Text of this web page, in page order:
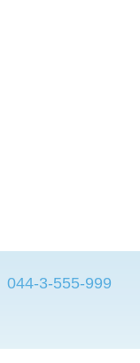
044-3-555-999